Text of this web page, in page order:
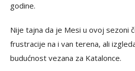
godine.
Nije tajna da je Mesi u ovoj sezoni
frustracije na i van terena, ali
budućnost vezana za Katalonce.